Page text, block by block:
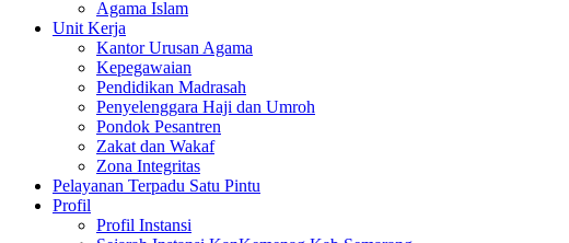
Agama Islam
Unit Kerja
Kantor Urusan Agama
Kepegawaian
Pendidikan Madrasah
Penyelenggara Haji dan Umroh
Pondok Pesantren
Zakat dan Wakaf
Zona Integritas
Pelayanan Terpadu Satu Pintu
Profil
Profil Instansi